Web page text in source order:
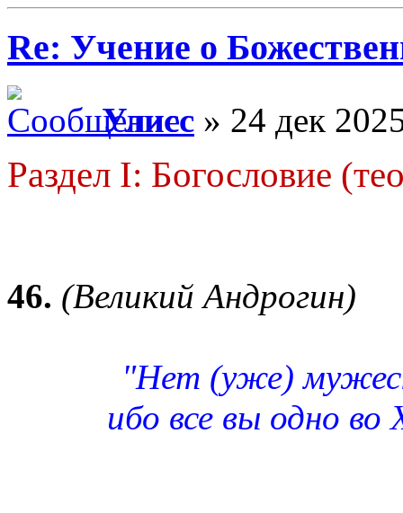
Re: Учение о
Улисс » 24 дек
Раздел I: Богословие
46. (Великий Андрогин)
"Нет (уже)
ибо все вы одно